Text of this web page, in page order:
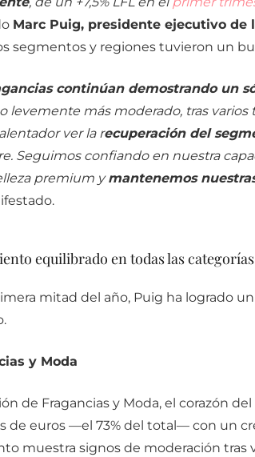
Marc Puig, presidente ejecutivo de
segmentos y regiones tuvieron un
continúan demostrando un
levemente más moderado, tras varios
ver la recuperación del
Seguimos confiando en nuestra
premium ymantenemos
equilibrado en todas las categorías
mitad del año, Puig ha logrado
y Moda
de Fragancias y Moda, el corazón
de euros —el 73% del total— con un
muestra signos de moderación tras